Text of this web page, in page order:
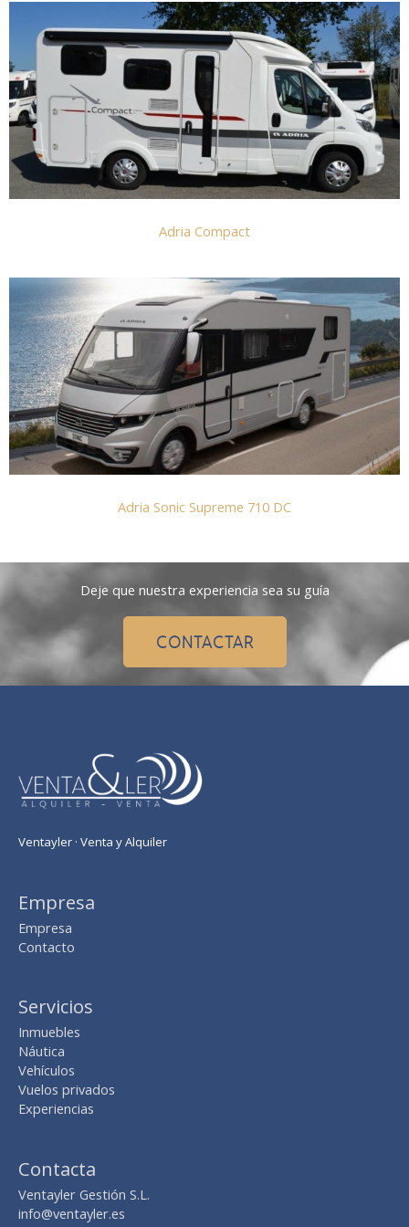
Adria Compact
Adria Sonic Supreme 710 DC
Deje que nuestra experiencia sea su guía
CONTACTAR
Ventayler · Venta y Alquiler
Empresa
Empresa
Contacto
Servicios
Inmuebles
Náutica
Vehículos
Vuelos privados
Experiencias
Contacta
Ventayler Gestión S.L.
info@ventayler.es